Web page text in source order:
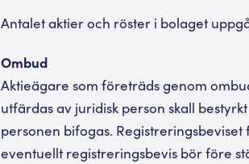
Antalet aktier och röster i bolaget
Ombud
Aktieägare som företräds genom
utfärdas av juridisk person skall
personen bifogas.
eventuellt registreringsbevis bör före